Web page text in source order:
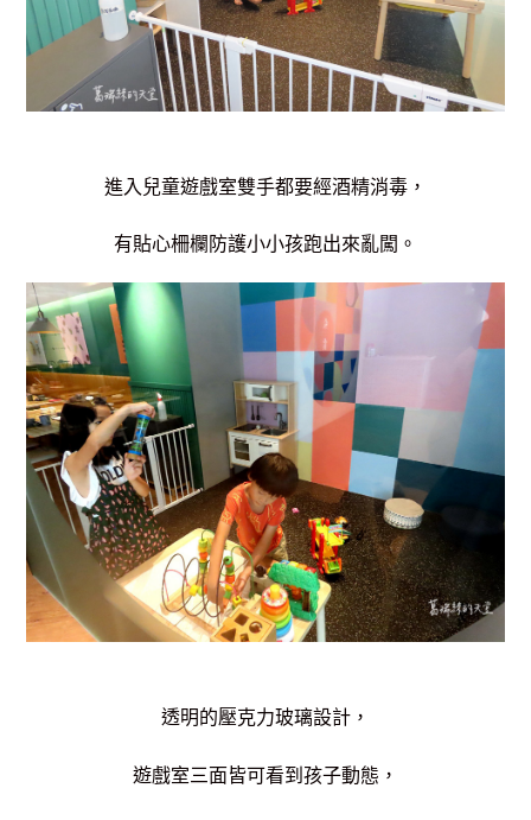
進入兒童遊戲室雙手都要經酒精消毒，
有貼心柵欄防護小小孩跑出來亂闖。
透明的壓克力玻璃設計，
遊戲室三面皆可看到孩子動態，